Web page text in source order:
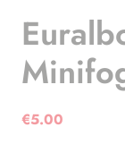
€5.00